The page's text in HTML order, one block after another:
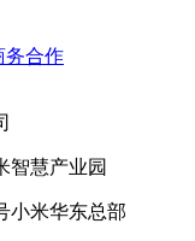
务合作
智慧产业园
小米华东总部